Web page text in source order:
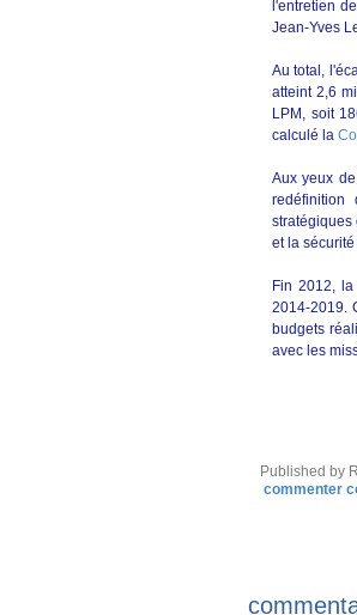
l'entretien
Jean-Yves
Au total,
atteint 2,6
LPM, soit
calculé la
Aux yeux
stratégiques
et la
Fin 2012,
2014-2019.
budgets
avec les
Published by
commenter